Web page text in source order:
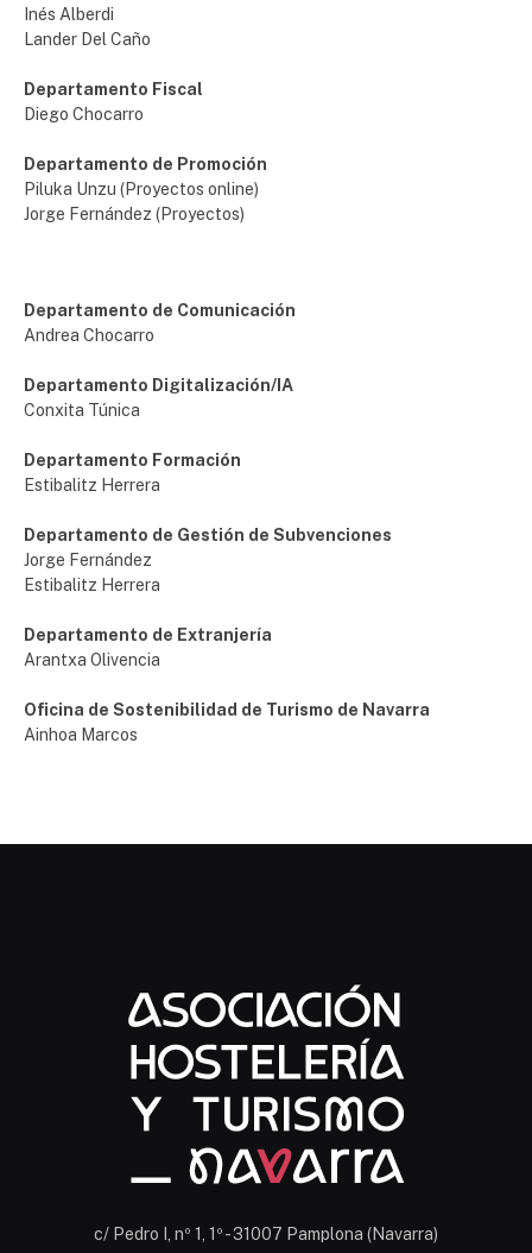
Inés Alberdi
Lander Del Caño
Departamento Fiscal
Diego Chocarro
Departamento de Promoción
Piluka Unzu (Proyectos online)
Jorge Fernández (Proyectos)
Departamento de Comunicación
Andrea Chocarro
Departamento Digitalización/IA
Conxita Túnica
Departamento Formación
Estibalitz Herrera
Departamento de Gestión de Subvenciones
Jorge Fernández
Estibalitz Herrera
Departamento de Extranjería
Arantxa Olivencia
Oficina de Sostenibilidad de Turismo de Navarra
Ainhoa Marcos
Chatbot Hostelería Navarra
En línea
c/ Pedro I, nº 1, 1º - 31007 Pamplona (Navarra)